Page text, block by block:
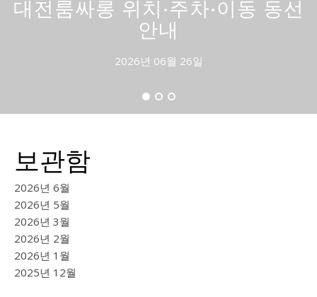
대전룸싸롱 위치·주차·이동 동선
안내
2026년 06월 26일
보관함
2026년 6월
2026년 5월
2026년 3월
2026년 2월
2026년 1월
2025년 12월